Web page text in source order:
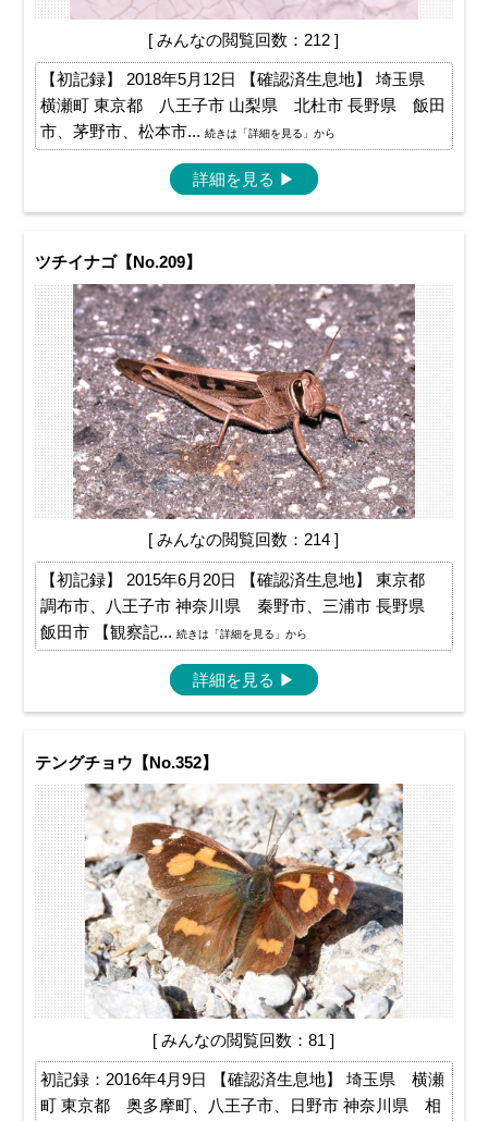
[ みんなの閲覧回数：212 ]
【初記録】 2018年5月12日 【確認済生息地】 埼玉県
横瀬町 東京都 八王子市 山梨県 北杜市 長野県 飯田
市、茅野市、松本市... 続きは「詳細を見る」から
詳細を見る ▶
ツチイナゴ【No.209】
[ みんなの閲覧回数：214 ]
【初記録】 2015年6月20日 【確認済生息地】 東京都
調布市、八王子市 神奈川県 秦野市、三浦市 長野県
飯田市 【観察記... 続きは「詳細を見る」から
詳細を見る ▶
テングチョウ【No.352】
[ みんなの閲覧回数：81 ]
初記録：2016年4月9日 【確認済生息地】 埼玉県 横瀬
町 東京都 奥多摩町、八王子市、日野市 神奈川県 相